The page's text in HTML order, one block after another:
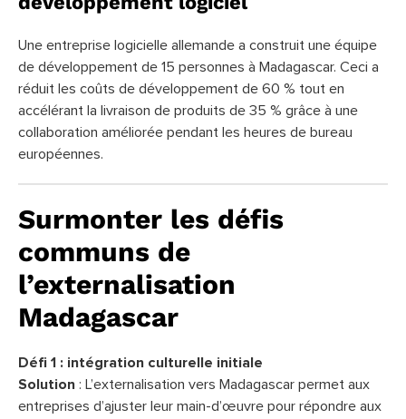
Une entreprise logicielle allemande a construit une équipe
de développement de 15 personnes à Madagascar. Ceci a
réduit les coûts de développement de 60 % tout en
accélérant la livraison de produits de 35 % grâce à une
collaboration améliorée pendant les heures de bureau
européennes.
Surmonter les défis
communs de
l’externalisation
Madagascar
Défi 1 : intégration culturelle initiale
Solution : L’externalisation vers Madagascar permet aux
entreprises d’ajuster leur main-d’œuvre pour répondre aux